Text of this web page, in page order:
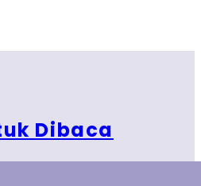
Dibaca